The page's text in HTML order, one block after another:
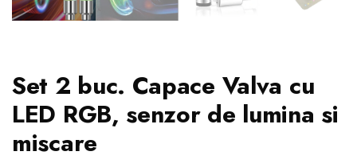
Set 2 buc. Capace Valva cu
LED RGB, senzor de lumina si
miscare